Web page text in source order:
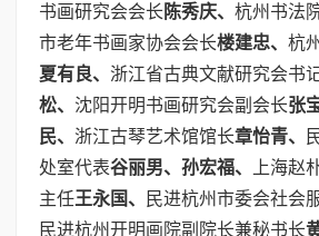
书画研究会会长 陈秀庆、 杭州书法
市老年书画家协会会长楼建忠、 杭
夏有良、 浙江省古典文献研究会书
松、 沈阳开明书画研究会副会长张
民、 浙江古琴艺术馆馆长章怡青、
处室代表谷丽男、孙宏福、
上海赵
主任王永国、 民进杭州市委会社会
民进杭州开明画院副院长兼秘书长